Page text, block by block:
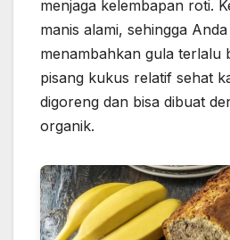
menjaga kelembapan roti.
manis alami, sehingga
menambahkan gula terlalu
pisang kukus relatif sehat
digoreng dan bisa dibuat
organik.